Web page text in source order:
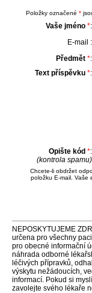
Položky označené *
Vaše jméno *:
E-mail :
Předmět *:
Text příspěvku *:
Opište kód *:
(kontrola spamu)
Chcete-li obdržet
položku E-mail. Vaše
NEPOSKYTUJEME
určena pro všechny
pro obecné informační
náhrada odborné
léčivých přípravků,
výskytu nežádoucích,
informací. Pokud si
zavolejte svého lékaře